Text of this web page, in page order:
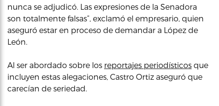
nunca se adjudicó. Las expresiones de la Senadora
son totalmente falsas”, exclamó el empresario, quien
aseguró estar en proceso de demandar a López de
León.
Al ser abordado sobre los reportajes periodísticos que
incluyen estas alegaciones, Castro Ortiz aseguró que
carecían de seriedad.